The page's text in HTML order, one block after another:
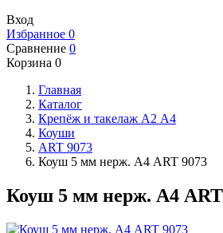
Вход
Избранное 0
Сравнение 0
Корзина 0
Главная
Каталог
Крепёж и такелаж А2 А4
Коуши
ART 9073
Коуш 5 мм нерж. А4 ART 9073
Коуш 5 мм нерж. А4 ART